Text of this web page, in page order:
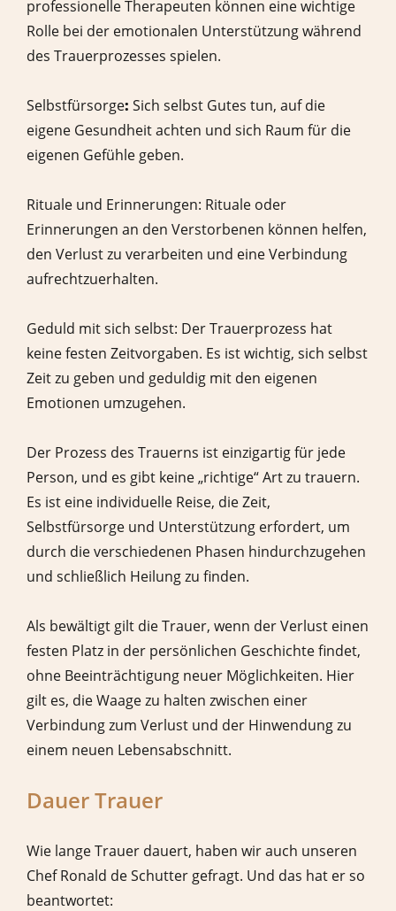
professionelle Therapeuten können eine wichtige
Rolle bei der emotionalen Unterstützung während
des Trauerprozesses spielen.
Selbstfürsorge: Sich selbst Gutes tun, auf die
eigene Gesundheit achten und sich Raum für die
eigenen Gefühle geben.
Rituale und Erinnerungen: Rituale oder
Erinnerungen an den Verstorbenen können helfen,
den Verlust zu verarbeiten und eine Verbindung
aufrechtzuerhalten.
Geduld mit sich selbst: Der Trauerprozess hat
keine festen Zeitvorgaben. Es ist wichtig, sich selbst
Zeit zu geben und geduldig mit den eigenen
Emotionen umzugehen.
Der Prozess des Trauerns ist einzigartig für jede
Person, und es gibt keine „richtige“ Art zu trauern.
Es ist eine individuelle Reise, die Zeit,
Selbstfürsorge und Unterstützung erfordert, um
durch die verschiedenen Phasen hindurchzugehen
und schließlich Heilung zu finden.
Als bewältigt gilt die Trauer, wenn der Verlust einen
festen Platz in der persönlichen Geschichte findet,
ohne Beeinträchtigung neuer Möglichkeiten. Hier
gilt es, die Waage zu halten zwischen einer
Verbindung zum Verlust und der Hinwendung zu
einem neuen Lebensabschnitt.
Dauer Trauer
Wie lange Trauer dauert, haben wir auch unseren
Chef Ronald de Schutter gefragt. Und das hat er so
beantwortet: